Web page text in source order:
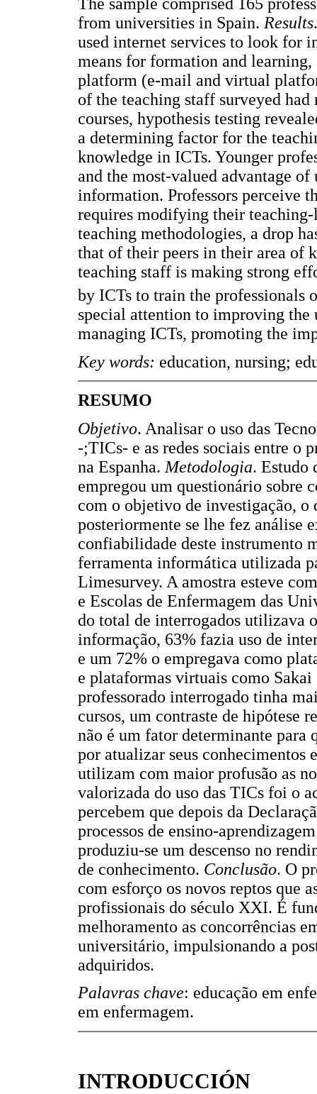
from universities in Spain. Results
used internet services to look for
means for formation and
platform (e-mail and virtual
of the teaching staff surveyed
courses, hypothesis testing
a determining factor for the
knowledge in ICTs. Younger
and the most-valued advantage
information. Professors perceive
requires modifying their teaching-
teaching methodologies, a drop
that of their peers in their area of
teaching staff is making strong
by ICTs to train the professionals
special attention to improving
managing ICTs, promoting the
Key words: education, nursing;
RESUMO
Objetivo. Analisar o uso das
-;TICs- e as redes sociais entre o
na Espanha. Metodologia. Estudo
empregou um questionário sobre
com o objetivo de investigação, o
posteriormente se lhe fez análise
confiabilidade deste instrumento
ferramenta informática utilizada
Limesurvey. A amostra esteve
e Escolas de Enfermagem das
do total de interrogados utilizava
informação, 63% fazia uso de
e um 72% o empregava como
e plataformas virtuais como
professorado interrogado tinha
cursos, um contraste de hipótese
não é um fator determinante para
por atualizar seus conhecimentos
utilizam com maior profusão as
valorizada do uso das TICs foi o
percebem que depois da
processos de ensino-
produziu-se um descenso no
de conhecimento. Conclusão. O
com esforço os novos reptos que
profissionais do século XXI. É
melhoramento as concorrências
universitário, impulsionando a
adquiridos.
Palavras chave: educação em
em enfermagem.
INTRODUCCIÓN